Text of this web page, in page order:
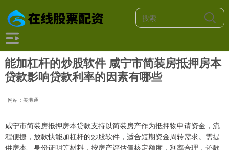
能加杠杆的炒股软件 咸宁市简装房抵押房本
贷款影响贷款利率的因素有哪些
网站：美港通
咸宁市简装房抵押房本贷款支持以简装房产作为抵押物申请资金，流
程便捷，放款快能加杠杆的炒股软件，适合短期资金周转需求。需提
供房本、身份证明等材料，按房产评估值核定额度，利率合理，还款